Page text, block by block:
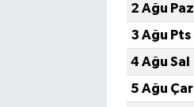
2 Ağu Paz
3 Ağu Pts
4 Ağu Sal
5 Ağu Çar